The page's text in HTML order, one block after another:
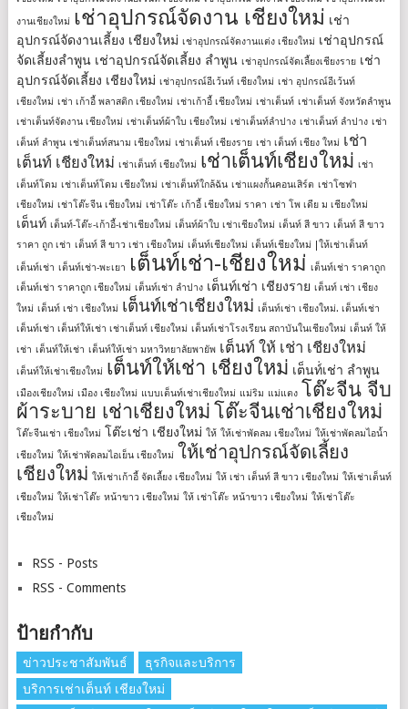
งานเชียงใหม่ เช่าอุปกรณ์จัดงาน เชียงใหม่ เช่า
อุปกรณ์จัดงานเลี้ยง เชียงใหม่ เช่าอุปกรณ์จัดงานแต่ง เชียงใหม่ เช่าอุปกรณ์
จัดเลี้ยงลําพูน เช่าอุปกรณ์จัดเลี้ยง ลําพูน เช่าอุปกรณ์จัดเลี้ยงเชียงราย เช่า
อุปกรณ์จัดเลี้ยง เชียงใหม่ เช่าอุปกรณ์อีเว้นท์ เชียงใหม่ เช่า อุปกรณ์อีเว้นท์
เชียงใหม่ เช่า เก้าอี้ พลาสติก เชียงใหม่ เช่าเก้าอี้ เชียงใหม่ เช่าเต็นท์ เช่าเต็นท์ จังหวัดลำพูน
เช่าเต็นท์จัดงาน เชียงใหม่ เช่าเต็นท์ผ้าใบ เชียงใหม่ เช่าเต็นท์ลำปาง เช่าเต็นท์ ลําปาง เช่า
เต็นท์ ลําพูน เช่าเต็นท์สนาม เชียงใหม่ เช่าเต็นท์ เชียงราย เช่า เต็นท์ เชียง ใหม่ เช่า
เต็นท์ เชียงใหม่ เช่าเต็นท์ เชียงใหม่ เช่าเต็นท์เชียงใหม่ เช่า
เต็นท์โดม เช่าเต็นท์โดม เชียงใหม่ เช่าเต็นท์ใกล้ฉัน เช่าแผงกั้นคอนเสิร์ต เช่าโซฟา
เชียงใหม่ เช่าโต๊ะจีน เชียงใหม่ เช่าโต๊ะ เก้าอี้ เชียงใหม่ ราคา เช่า โพ เดีย ม เชียงใหม่
เต็นท์ เต็นท์-โต๊ะ-เก้าอี้-เช่าเชียงใหม่ เต็นท์ผ้าใบ เช่าเชียงใหม่ เต็นท์ สี ขาว เต็นท์ สี ขาว
ราคา ถูก เช่า เต็นท์ สี ขาว เช่า เชียงใหม่ เต็นท์เชียงใหม่ เต็นท์เชียงใหม่ |ให้เช่าเต็นท์
เต็นท์เช่า เต็นท์เช่า-พะเยา เต็นท์เช่า-เชียงใหม่ เต็นท์เช่า ราคาถูก
เต็นท์เช่า ราคาถูก เชียงใหม่ เต็นท์เช่า ลำปาง เต็นท์เช่า เชียงราย เต็นท์ เช่า เชียง
ใหม่ เต็นท์ เช่า เชียงใหม่ เต็นท์เช่าเชียงใหม่ เต็นท์เช่า เชียงใหม่. เต็นท์เช่า
เต็นท์เช่า เต็นท์ให้เช่า เช่าเต็นท์ เชียงใหม่ เต็นท์เช่าโรงเรียน สถาบันในเชียงใหม่ เต็นท์ ให้
เช่า เต็นท์ให้เช่า เต็นท์ให้เช่า มหาวิทยาลัยพายัพ เต็นท์ ให้ เช่า เชียงใหม่
เต็นท์ให้เช่าเชียงใหม่ เต็นท์ให้เช่า เชียงใหม่ เต็นท์่เช่า ลำพูน
เมืองเชียงใหม่ เมือง เชียงใหม่ แบบเต็นท์เช่าเชียงใหม่ แม่ริม แม่แตง โต๊ะจีน จีบ
ผ้าระบาย เช่าเชียงใหม่ โต๊ะจีนเช่าเชียงใหม่
โต๊ะจีนเช่า เชียงใหม่ โต๊ะเช่า เชียงใหม่ ให้ ให้เช่าพัดลม เชียงใหม่ ให้เช่าพัดลมไอน้ำ
เชียงใหม่ ให้เช่าพัดลมไอเย็น เชียงใหม่ ให้เช่าอุปกรณ์จัดเลี้ยง
เชียงใหม่ ให้เช่าเก้าอี้ จัดเลี้ยง เชียงใหม่ ให้ เช่า เต็นท์ สี ขาว เชียงใหม่ ให้เช่าเต็นท์
เชียงใหม่ ให้เช่าโต๊ะ หน้าขาว เชียงใหม่ ให้ เช่าโต๊ะ หน้าขาว เชียงใหม่ ให้เช่าโต๊ะ
เชียงใหม่
RSS - Posts
RSS - Comments
ป้ายกำกับ
ข่าวประชาสัมพันธ์
ธุรกิจและบริการ
บริการเช่าเต็นท์ เชียงใหม่